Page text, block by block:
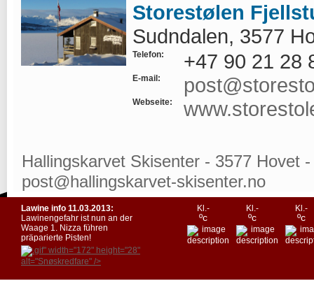
Storestølen
Sudndalen, 3577
Telefon: +47 90 21 28
E-mail:
Webseite:
Hallingskarvet Skisenter - 3577 Hovet
post@hallingskarvet-skisenter.no
Lawine info 11.03.2013:
Lawinengefahr ist nun an der
Waage 1. Nizza führen
präparierte Pisten!
.gif" width="172" height="28"
alt="Snøskredfare" />
Kl.-
ºc
Kl.-
ºc
Kl.-
ºc